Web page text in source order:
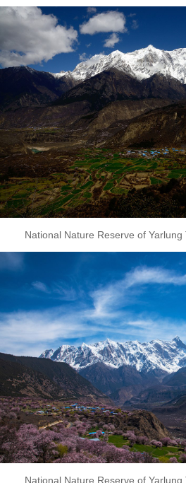
National Nature Reserve of
National Nature Reserve of